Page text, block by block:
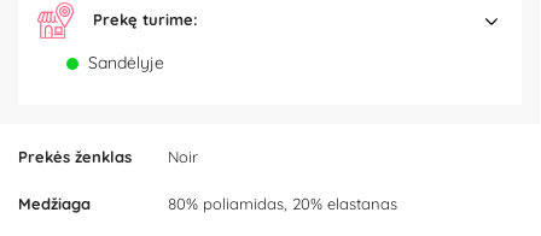
Prekės ženklas Noir
Medžiaga 80% poliamidas, 20% elastanas
Prekę turime:
Sandėlyje